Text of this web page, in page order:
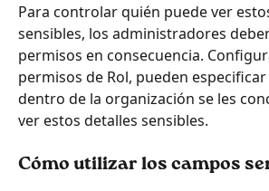
Para controlar quién puede ver
sensibles, los administradores
permisos en consecuencia.
permisos de Rol, pueden
dentro de la organización se les
ver estos detalles sensibles.
Cómo utilizar los campos